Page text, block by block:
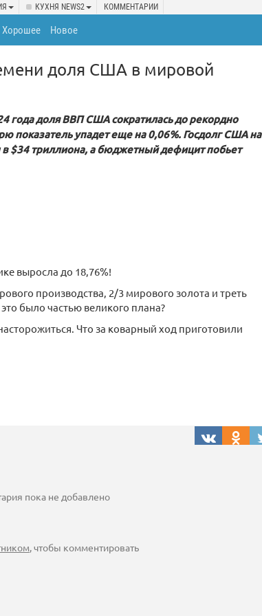
КУХНЯ NEWS2 КОММЕНТАРИИ
Хорошее Новое
доля США в мировой
года доля ВВП США сократилась до рекордно
показатель упадет еще на 0,06%. Госдолг США на
$34 триллиона, а бюджетный дефицит побьет
выросла до 18,76%!
производства, 2/3 мирового золота и треть
было частью великого плана?
Что за коварный ход приготовили
пока не добавлено
, чтобы комментировать